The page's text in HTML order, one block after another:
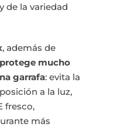
de la variedad
, además de
protege mucho
garrafa: evita la
a la luz,
fresco,
más